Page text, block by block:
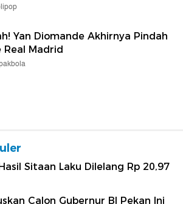
Yan Diomande Akhirnya Pindah
Real Madrid
Sitaan Laku Dilelang Rp 20,97
Calon Gubernur BI Pekan Ini